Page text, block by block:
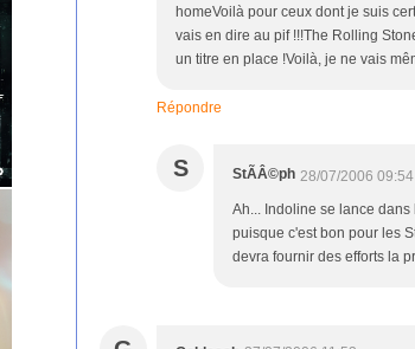
homeVoilà pour ceux dont je suis
vais en dire au pif !!!The Rolling
un titre en place !Voilà, je ne vais
Répondre
S StÃÂ©ph 28/07/2006 09:54
Ah... Indoline se lance
puisque c'est bon pour les
devra fournir des efforts la